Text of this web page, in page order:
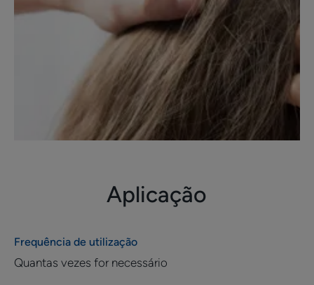
Aplicação
Frequência de utilização
Quantas vezes for necessário